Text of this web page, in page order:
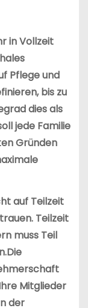
in Vollzeit
Pflege und
bis zu
dies als
jede Familie
Gründen
auf Teilzeit
Teilzeit
muss Teil
Die
Mitglieder
der